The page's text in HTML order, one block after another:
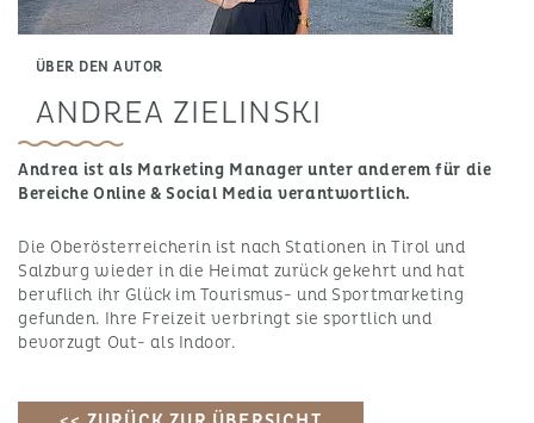
ÜBER DEN AUTOR
ANDREA ZIELINSKI
Andrea ist als Marketing Manager unter anderem für die
Bereiche Online & Social Media verantwortlich.
Die Oberösterreicherin ist nach Stationen in Tirol und
Salzburg wieder in die Heimat zurück gekehrt und hat
beruflich ihr Glück im Tourismus- und Sportmarketing
gefunden. Ihre Freizeit verbringt sie sportlich und
bevorzugt Out- als Indoor.